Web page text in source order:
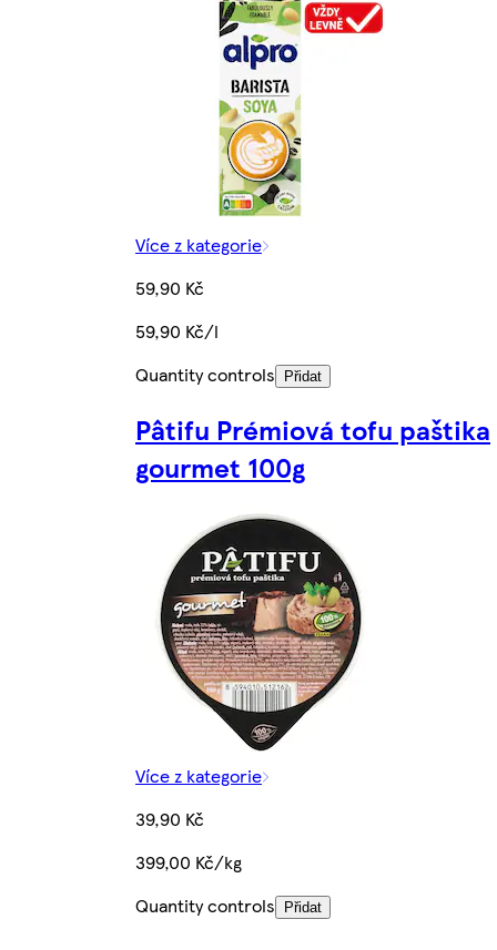
Více z kategorie
59,90 Kč
59,90 Kč/l
Quantity controls
Přidat
Pâtifu Prémiová tofu paštika
gourmet 100g
Více z kategorie
39,90 Kč
399,00 Kč/kg
Quantity controls
Přidat